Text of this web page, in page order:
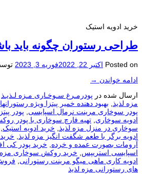
خرید ادویه استیک
طراحی رستوران چگونه باید
Posted on اکتبر 22, 2022 فوریه 3, 2023
ادامه خواندن →
ارسال شده در پودرمـرغ سـوخـاری مـزه لـذیـذ
مزه لذیذ, بهبود دهنده خمیر پیتزا ویژه
پودر سوخاری مرینت نرمال اسپایسی, پودر
ادویه سوخاری, تهیه فارچ سوخاری با پودر
سوخاری در منزل مزه لذیذ, خرید ادویه استیک,
ادویه برگر با طعم شگفت انگیز مزه لذیذ,
آرومات بصورت عمده و خرده, خرید پودر کی
اسپایسی استریپس, خرید روکش سوخاری مزه
ادویه کاری ماهی میگو مرینت رستورانی,
های رستورانی مزه لذیذ